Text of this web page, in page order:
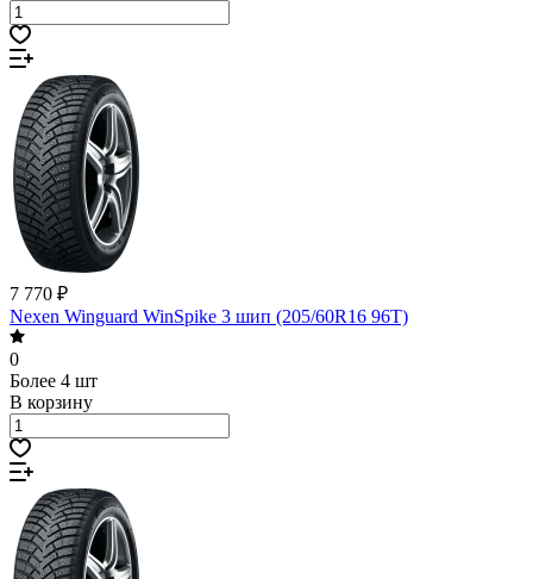
7 770 ₽
Nexen Winguard WinSpike 3 шип (205/60R16 96T)
0
Более 4 шт
В корзину